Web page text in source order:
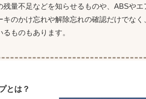
残量不足などを知らせるものや、ABSや
キのかけ忘れや解除忘れの確認だけでな
ものもあります。
とは？